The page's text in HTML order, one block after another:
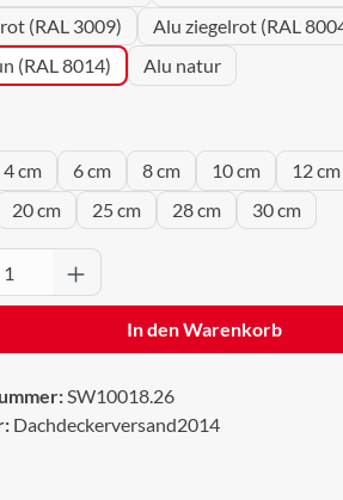
(RAL 3009)
Alu ziegelrot (RAL
(RAL 8014)
Alu natur
4 cm 6 cm 8 cm 10 cm 12 cm
20 cm 25 cm 28 cm 30 cm
Anzahl: Gib den
In den Warenkorb
SW10018.26
Dachdeckerversand2014